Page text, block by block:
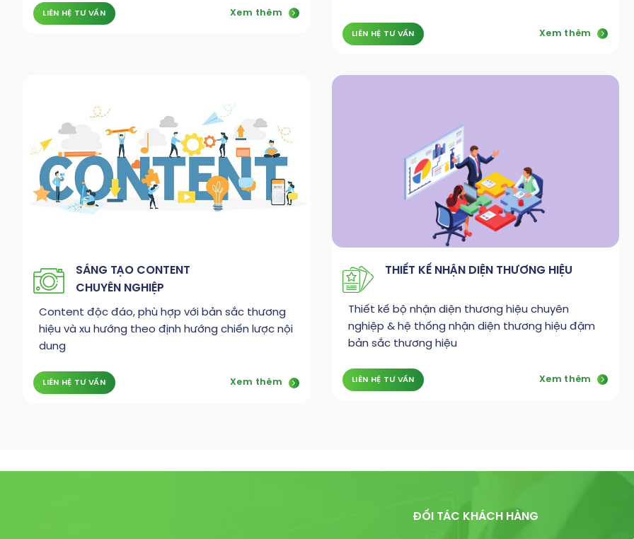
LIÊN HỆ TƯ VẤN Xem thêm
LIÊN HỆ TƯ VẤN Xem thêm
SÁNG TẠO CONTENT
CHUYÊN NGHIỆP
Content độc đáo, phù hợp với bản sắc thương
hiệu và xu hướng theo định hướng chiến lược nội
dung
LIÊN HỆ TƯ VẤN Xem thêm
THIẾT KẾ NHẬN DIỆN THƯƠNG HIỆU
Thiết kế bộ nhận diện thương hiệu chuyên
nghiệp & hệ thống nhận diện thương hiệu đậm
bản sắc thương hiệu
LIÊN HỆ TƯ VẤN Xem thêm
ĐỐI TÁC KHÁCH HÀNG